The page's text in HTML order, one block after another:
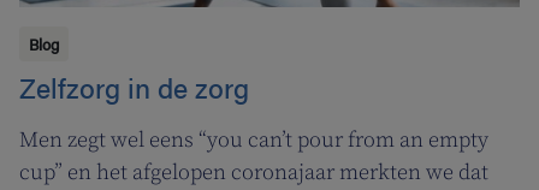
Blog
Zelfzorg in de zorg
Men zegt wel eens “you can’t pour from an empty
cup” en het afgelopen coronajaar merkten we dat